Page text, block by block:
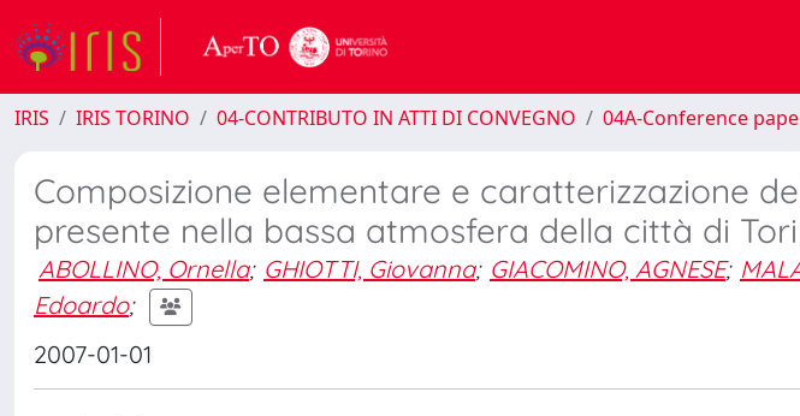
IRIS IRIS TORINO 04-CONTRIBUTO IN ATTI DI CONVEGNO 04A-Conference
Composizione elementare e caratterizzazione
presente nella bassa atmosfera della città di
ABOLLINO, Ornella; GHIOTTI, Giovanna; GIACOMINO, AGNESE;
Edoardo;
2007-01-01